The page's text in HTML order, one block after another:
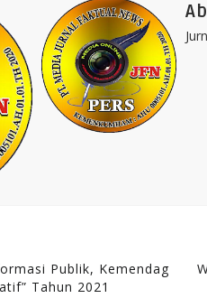
Publik, Kemendag
Tahun 2021